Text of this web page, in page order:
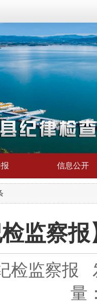
信息公开
检监察
检监察报
量